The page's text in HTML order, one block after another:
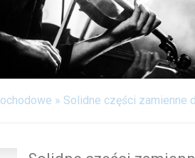
» Solidne części zamienne